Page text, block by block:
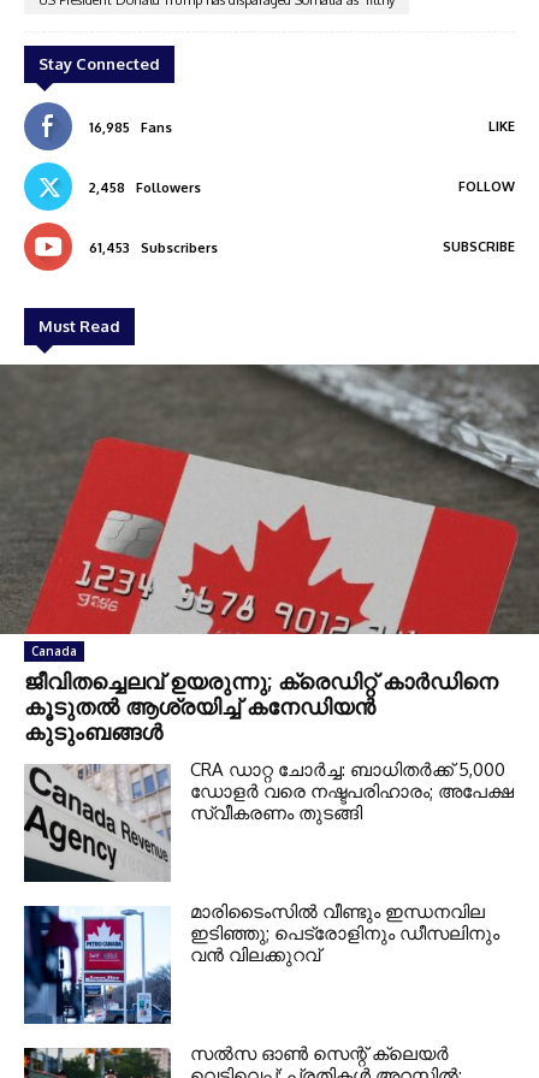
Stay Connected
16,985 Fans LIKE
2,458 Followers FOLLOW
61,453 Subscribers SUBSCRIBE
Must Read
Canada
ജീവിതച്ചെലവ് ഉയരുന്നു; ക്രെഡിറ്റ് കാർഡിനെ
കൂടുതൽ ആശ്രയിച്ച് കനേഡിയൻ
കുടുംബങ്ങൾ
CRA ഡാറ്റ ചോർച്ച: ബാധിതർക്ക് 5,000
ഡോളർ വരെ നഷ്ടപരിഹാരം; അപേക്ഷ
സ്വീകരണം തുടങ്ങി
മാരിടൈംസിൽ വീണ്ടും ഇന്ധനവില
ഇടിഞ്ഞു; പെട്രോളിനും ഡീസലിനും
വൻ വിലക്കുറവ്
സൽസ ഓൺ സെന്റ് ക്ലെയർ